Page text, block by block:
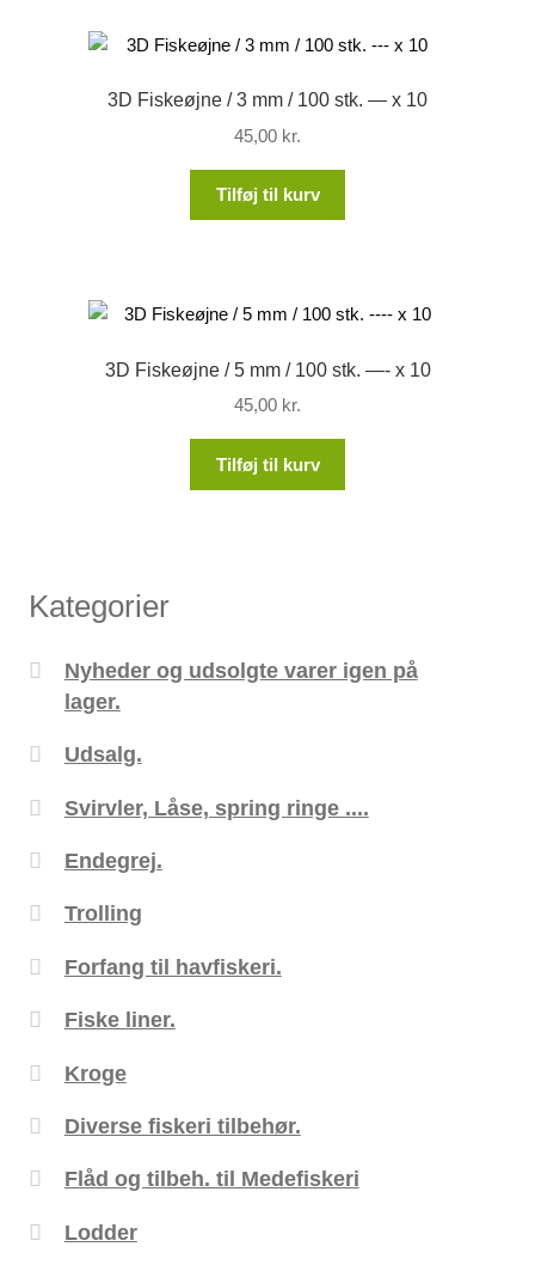
3D Fiskeøjne / 3 mm / 100 stk. — x 10
45,00 kr.
Tilføj til kurv
3D Fiskeøjne / 5 mm / 100 stk. —- x 10
45,00 kr.
Tilføj til kurv
Kategorier
Nyheder og udsolgte varer igen på
lager.
Udsalg.
Svirvler, Låse, spring ringe ....
Endegrej.
Trolling
Forfang til havfiskeri.
Fiske liner.
Kroge
Diverse fiskeri tilbehør.
Flåd og tilbeh. til Medefiskeri
Lodder